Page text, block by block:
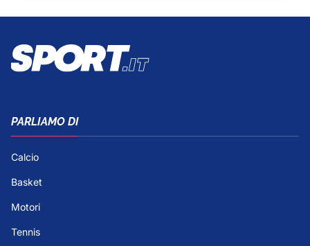
PARLIAMO DI
Calcio
Basket
Motori
Tennis